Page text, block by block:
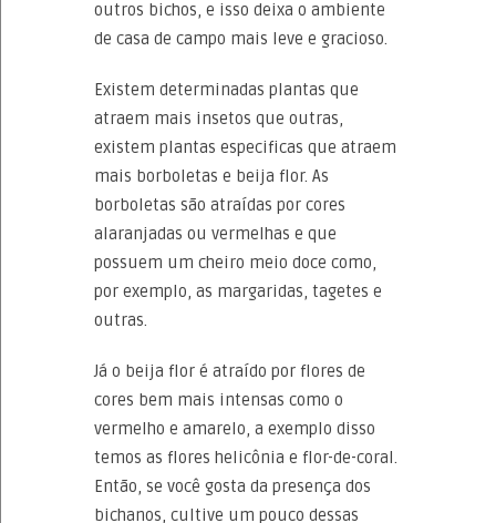
outros bichos, e isso deixa o ambiente
de casa de campo mais leve e gracioso.
Existem determinadas plantas que
atraem mais insetos que outras,
existem plantas especificas que atraem
mais borboletas e beija flor. As
borboletas são atraídas por cores
alaranjadas ou vermelhas e que
possuem um cheiro meio doce como,
por exemplo, as margaridas, tagetes e
outras.
Já o beija flor é atraído por flores de
cores bem mais intensas como o
vermelho e amarelo, a exemplo disso
temos as flores helicônia e flor-de-coral.
Então, se você gosta da presença dos
bichanos, cultive um pouco dessas